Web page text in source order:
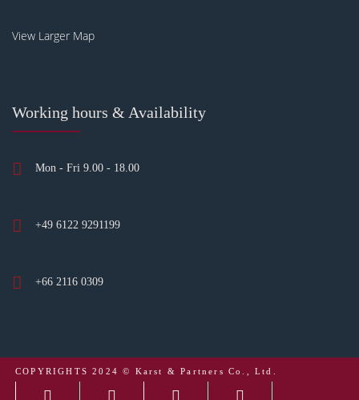
View Larger Map
Working hours & Availability
Mon - Fri 9.00 - 18.00
+49 6122 9291199
+66 2116 0309
COPYRIGHTS 2024 © Karst & Partners Co., Ltd.